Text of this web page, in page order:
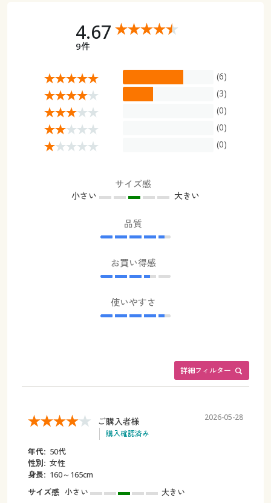
4.67
9件
(6)
(3)
(0)
(0)
(0)
サイズ感
小さい 大きい
品質
お買い得感
使いやすさ
詳細フィルター
ご購入者様
購入確認済み
2026-05-28
年代: 50代
性別: 女性
身長: 160～165cm
サイズ感 小さい
大きい